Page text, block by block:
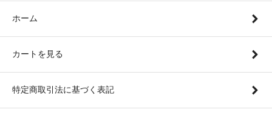
ホーム
カートを見る
特定商取引法に基づく表記